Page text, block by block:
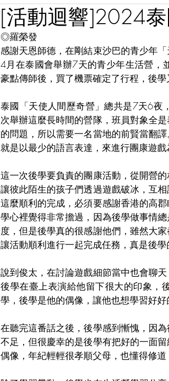
[活動迴響]2024
◎羅榮發
感謝天恩師德，在剛結束沙巴的青少年
4月在泰國會舉辦7天的青少年生活營，
豪點傳師後，買了機票確定了行程，後
泰國「天使人間歷奇營」總共是7天6夜
次舉辦這麼長時間的營隊，班員對象全
的問題，所以需要一名當地的前賢當翻
就是以最少的語言表達，來進行團康遊戲
這一次後學要負責的團康活動，從開營
讓彼此陌生的孩子們透過遊戲破冰，互
這麼順利的完成，必須要感謝香港的高
學心裡覺得非常擔過，因為後學做事情
度，但是後學真的很感謝他們，雖然大
讓活動順利進行一起完成任務，真是後學
說到俊太，在討論遊戲細節當中也會聊
後學在臺上表演給他留下很大的印象，
學，後學是他的偶像，讓他也想學習好好
在聽完這番話之後，後學感到慚愧，因
不足，但很慶幸的是後學有把好的一面
偶像，年紀輕輕很孝順父母，也懂得修道